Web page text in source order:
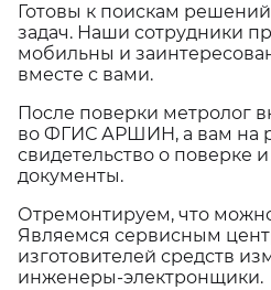
Готовы к поискам
задач. Наши сотрудники
мобильны и
вместе с вами.
После поверки метролог
во ФГИС АРШИН, а вам на
свидетельство о поверке
документы.
Отремонтируем, что
Являемся сервисным
изготовителей средств
инженеры-электронщики.